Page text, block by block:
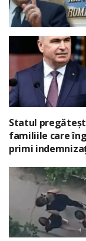
Statul
familiile care
primi